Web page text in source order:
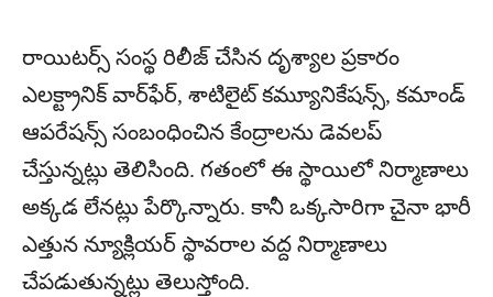
రాయిట‌ర్స్ సంస్థ రిలీజ్ చేసిన దృశ్యాల ప్ర‌కారం
ఎల‌క్ట్రానిక్ వార్‌ఫేర్‌, శాటిలైట్ క‌మ్యూనికేష‌న్స్‌, క‌మాండ్
ఆప‌రేష‌న్స్ సంబంధించిన కేంద్రాల‌ను డెవ‌ల‌ప్
చేస్తున్న‌ట్లు తెలిసింది. గ‌తంలో ఈ స్థాయిలో నిర్మాణాలు
అక్క‌డ లేన‌ట్లు పేర్కొన్నారు. కానీ ఒక్క‌సారిగా చైనా భారీ
ఎత్తున న్యూక్లియ‌ర్ స్థావ‌రాల వ‌ద్ద నిర్మాణాలు
చేప‌డుతున్న‌ట్లు తెలుస్తోంది.